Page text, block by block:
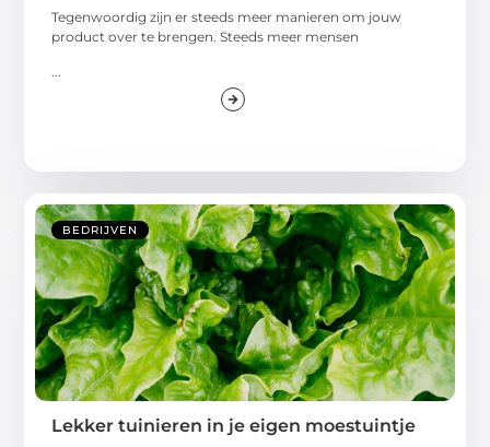
Tegenwoordig zijn er steeds meer manieren om jouw
product over te brengen. Steeds meer mensen
...
BEDRIJVEN
Lekker tuinieren in je eigen moestuintje